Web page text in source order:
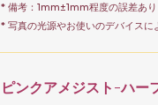
* 備考：1mm±1mm程度の誤差あり
* 写真の光源やお使いのデバイスに
ピンクアメジスト-ハー